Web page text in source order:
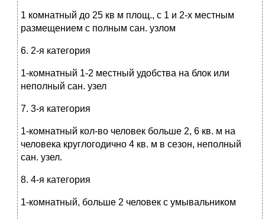
1 комнатный до 25 кв м площ., с 1 и 2-х местным
размещением с полным сан. узлом
6. 2-я категория
1-комнатный 1-2 местный удобства на блок или
неполный сан. узел
7. 3-я категория
1-комнатный кол-во человек больше 2, 6 кв. м на
человека круглогодично 4 кв. м в сезон, неполный
сан. узел.
8. 4-я категория
1-комнатный, больше 2 человек с умывальником